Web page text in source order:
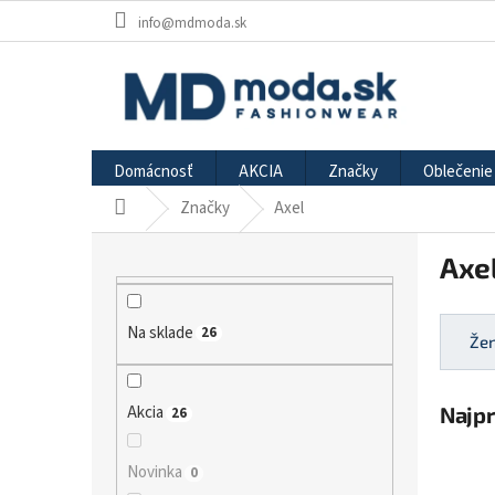
info@mdmoda.sk
Domácnosť AKCIA Značky Oblečenie
DomovZnačky Axel
Na sklade 26
Akcia 26
Novinka 0